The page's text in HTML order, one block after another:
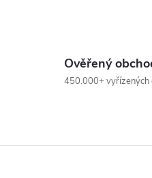
Ověřený
450.000+ vyřízených